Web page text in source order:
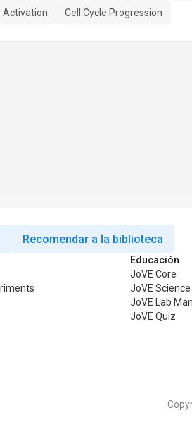
Activation
Cell Cycle Progression
Recomendar a la biblioteca
Educación
JoVE Core
JoVE
JoVE Lab
JoVE Quiz